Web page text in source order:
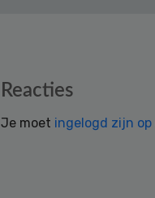
Reacties
Je moet ingelogd zijn op